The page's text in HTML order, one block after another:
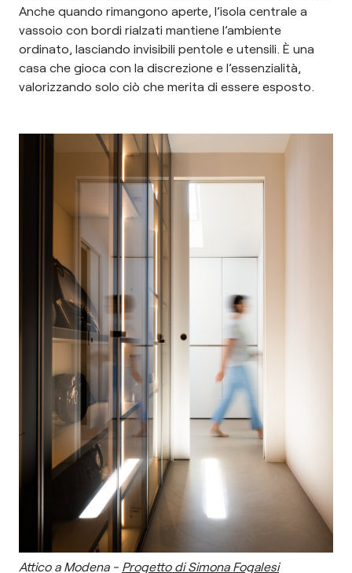
Anche quando rimangono aperte, l’isola centrale a
vassoio con bordi rialzati mantiene l’ambiente
ordinato, lasciando invisibili pentole e utensili. È una
casa che gioca con la discrezione e l’essenzialità,
valorizzando solo ciò che merita di essere esposto.
Attico a Modena - Progetto di Simona Fogalesi